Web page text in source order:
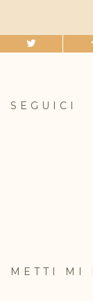
SEGUICI
METTI MI